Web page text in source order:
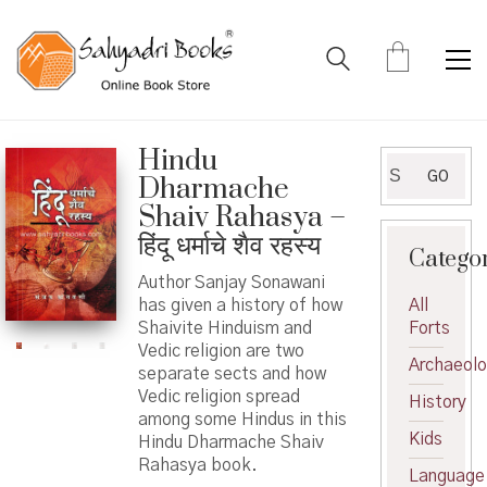
Hindu
Dharmache
Shaiv Rahasya –
हिंदू धर्माचे शैव रहस्य
Author Sanjay Sonawani
has given a history of how
Shaivite Hinduism and
Vedic religion are two
separate sects and how
Vedic religion spread
among some Hindus in this
Hindu Dharmache Shaiv
Rahasya book.
for:
GO
All
Forts
History
Kids
Language